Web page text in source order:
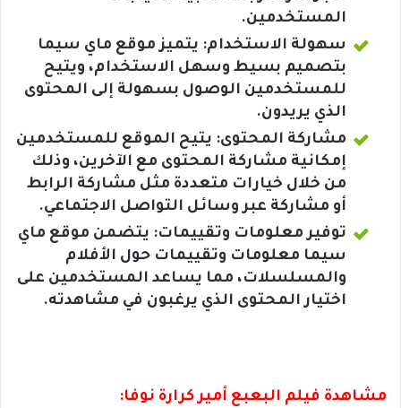
المستخدمين.
سهولة الاستخدام: يتميز موقع ماي سيما
بتصميم بسيط وسهل الاستخدام، ويتيح
للمستخدمين الوصول بسهولة إلى المحتوى
الذي يريدون.
مشاركة المحتوى: يتيح الموقع للمستخدمين
إمكانية مشاركة المحتوى مع الآخرين، وذلك
من خلال خيارات متعددة مثل مشاركة الرابط
أو مشاركة عبر وسائل التواصل الاجتماعي.
توفير معلومات وتقييمات: يتضمن موقع ماي
سيما معلومات وتقييمات حول الأفلام
والمسلسلات، مما يساعد المستخدمين على
اختيار المحتوى الذي يرغبون في مشاهدته.
مشاهدة فيلم البعبع أمير كرارة نوفا: